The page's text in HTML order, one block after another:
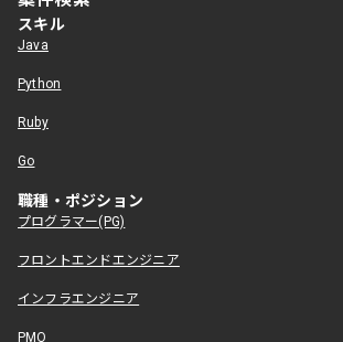
スキル
Java
Python
Ruby
Go
職種・ポジション
プログラマー(PG)
フロントエンドエンジニア
インフラエンジニア
PMO